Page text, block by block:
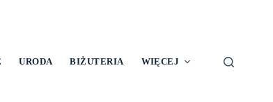
URODA BIŻUTERIA WIĘCEJ